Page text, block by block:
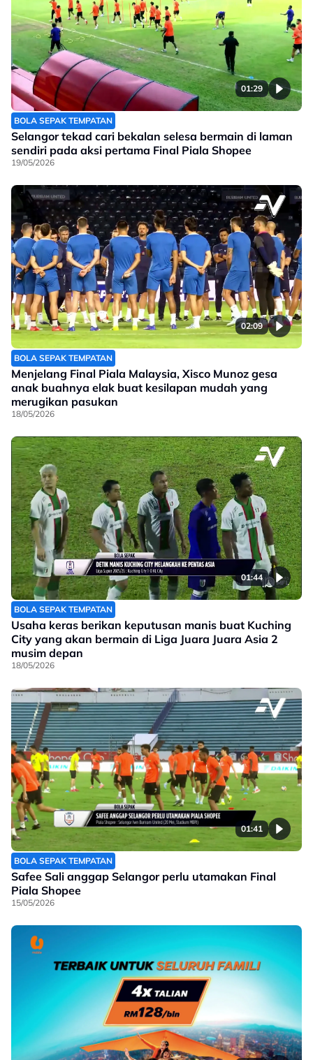
01:29
BOLA SEPAK TEMPATAN
Selangor tekad cari bekalan selesa bermain di laman
sendiri pada aksi pertama Final Piala Shopee
19/05/2026
02:09
BOLA SEPAK TEMPATAN
Menjelang Final Piala Malaysia, Xisco Munoz gesa
anak buahnya elak buat kesilapan mudah yang
merugikan pasukan
18/05/2026
01:44
BOLA SEPAK TEMPATAN
Usaha keras berikan keputusan manis buat Kuching
City yang akan bermain di Liga Juara Juara Asia 2
musim depan
18/05/2026
01:41
BOLA SEPAK TEMPATAN
Safee Sali anggap Selangor perlu utamakan Final
Piala Shopee
15/05/2026